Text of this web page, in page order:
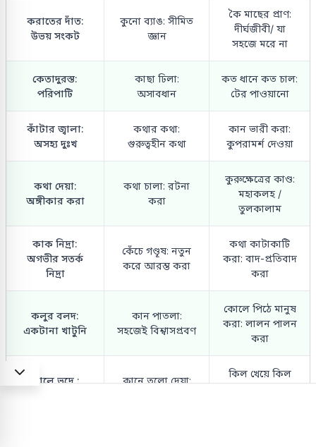
করাতের দাঁত:
উভয় সংকট
কুনো ব্যাঙ: সীমিত
জ্ঞান
কৈ মাছের প্রাণ:
দীর্ঘজীবী/ যা
সহজে মরে না
কেতাদুরস্ত:
পরিপাটি
কাছা ঢিলা:
অসাবধান
কত ধানে কত চাল:
টের পাওয়ানো
কাঁটার জ্বালা:
অসহ্য দুঃখ
কথার কথা:
গুরুত্বহীন কথা
কান ভারী করা:
কুপরামর্শ দেওয়া
কথা দেয়া:
অঙ্গীকার করা
কথা চালা: রটনা
করা
কুরুক্ষেত্রের কাণ্ড:
মহাকলহ /
তুলকালাম
কাক নিদ্রা:
অগভীর সতর্ক
নিদ্রা
কেঁচে গণ্ডূষ: নতুন
করে আরম্ভ করা
কথা কাটাকাটি
করা: বাদ-প্রতিবাদ
করা
কলুর বলদ:
একটানা খাটুনি
কান পাতলা:
সহজেই বিশ্বাসপ্রবণ
কোলে পিঠে মানুষ
করা: লালন পালন
করা
কালে ভদ্রে :
কানে তুলো দেয়া:
কিল খেয়ে কিল